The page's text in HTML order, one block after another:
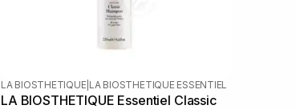
LA BIOSTHETIQUE LA BIOSTHETIQUE ESSENTIEL
LA BIOSTHETIQUE Essentiel Classic